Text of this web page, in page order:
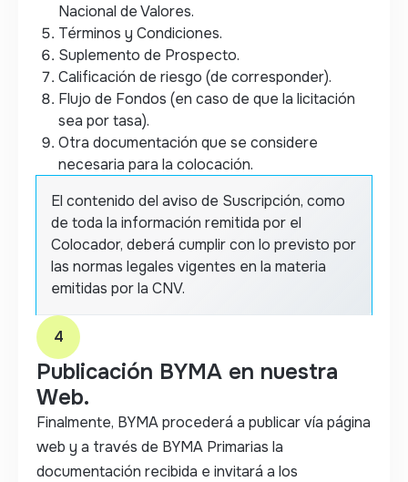
Nacional de Valores.
Términos y Condiciones.
Suplemento de Prospecto.
Calificación de riesgo (de corresponder).
Flujo de Fondos (en caso de que la licitación
sea por tasa).
Otra documentación que se considere
necesaria para la colocación.
El contenido del aviso de Suscripción, como
de toda la información remitida por el
Colocador, deberá cumplir con lo previsto por
las normas legales vigentes en la materia
emitidas por la CNV.
4
Publicación BYMA en nuestra
Web.
Finalmente, BYMA procederá a publicar vía página
web y a través de BYMA Primarias la
documentación recibida e invitará a los